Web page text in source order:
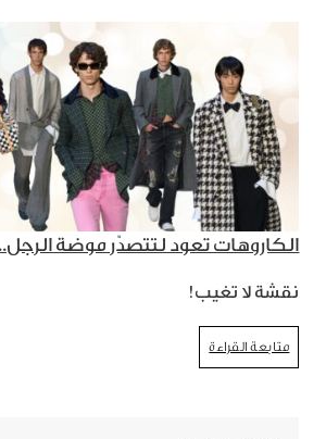
الكاروهات تعود لتتصدّر موضة
نقشة لا تغيب!
متابعة القراءة